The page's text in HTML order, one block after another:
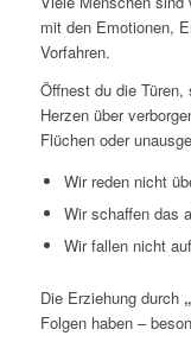
mit den Emotionen,
Vorfahren.
Öffnest du die
Herzen über
Flüchen oder
Wir reden nicht
Wir schaffen das
Wir fallen nicht
Die Erziehung durch „
Folgen haben –